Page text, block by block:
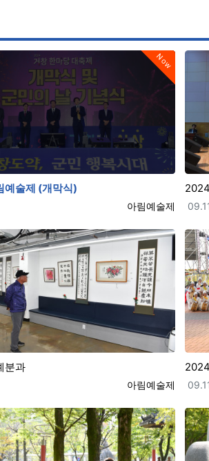
Now
예술제 (개막식)
등록자
아림예술제 등록
분과
등록자
아림예술제 등록